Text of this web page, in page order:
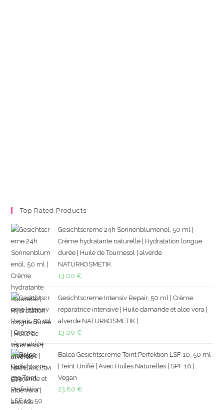
Top Rated Products
Gesichtscreme 24h Sonnenblumenöl, 50 ml |
Crème hydratante naturelle | Hydratation longue
durée | Huile de Tournesol | alverde
NATURKOSMETIK
13,00 €
Gesichtscreme Intensiv Repair, 50 ml | Crème
réparatrice intensive | Huile damande et aloe vera |
alverde NATURKOSMETIK |
13,00 €
Balea Gesichtscreme Teint Perfektion LSF 10, 50 ml
| Teint Unifié | Avec Huiles Naturelles | SPF 10 |
Vegan
23,80 €